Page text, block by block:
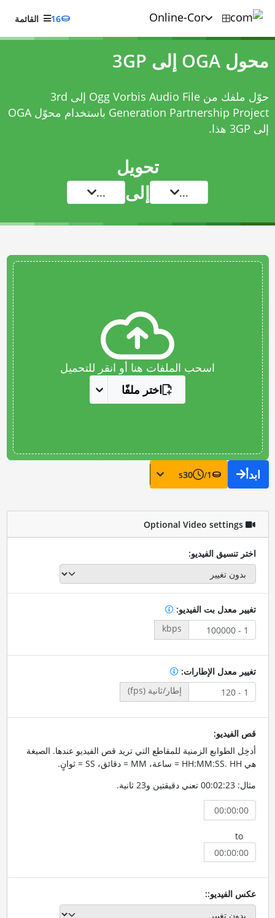
16 القائمة
محول OGA إلى 3GP
حوّل ملفك من Ogg Vorbis Audio File إلى 3rd
Generation Partnership Project باستخدام
محوّل OGA
إلى 3GP
هذا.
تحويل
... إلى ...
اسحب الملفات هنا أو انقر للتحميل
اختر ملفًا
ابدأ 1
/
30
s
Optional Video settings
اختر تنسيق الفيديو:
تغيير معدل بت الفيديو:
kbps
تغيير معدل الإطارات:
إطار/ثانية (fps)
قص الفيديو:
أدخِل الطوابع الزمنية للمقاطع التي تريد قص الفيديو عندها. الصيغة
هي HH:MM:SS. HH = ساعة، MM = دقائق، SS = ثوانٍ.
مثال: 00:02:23 تعني دقيقتين و23 ثانية.
to
عكس الفيديو::